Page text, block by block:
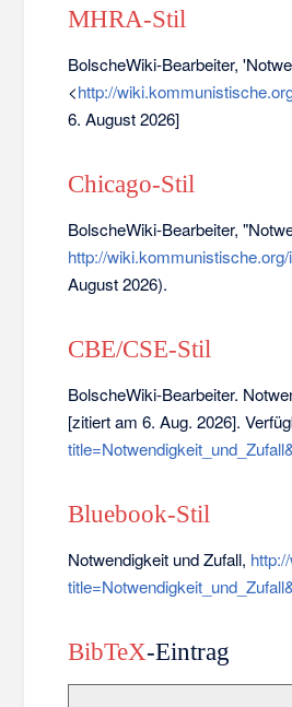
MHRA-Stil
BolscheWiki-Bearbeiter,
<http://
6. August 2026]
Chicago-Stil
BolscheWiki-Bearbeiter,
http://
August 2026).
CBE/CSE-Stil
BolscheWiki-Bearbeiter.
[zitiert am 6. Aug. 2026].
Bluebook-Stil
Notwendigkeit und Zufall,
BibTeX-Eintrag